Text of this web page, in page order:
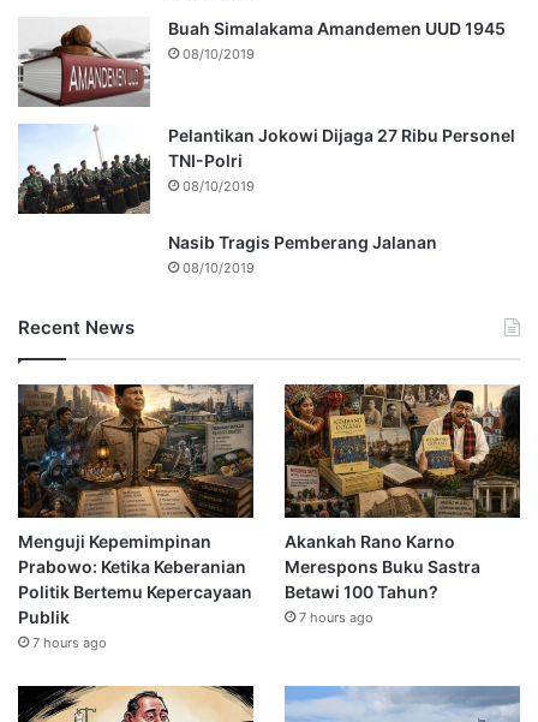
Buah Simalakama Amandemen UUD 1945
08/10/2019
Pelantikan Jokowi Dijaga 27 Ribu Personel
TNI-Polri
08/10/2019
Nasib Tragis Pemberang Jalanan
08/10/2019
Recent News
Menguji Kepemimpinan
Prabowo: Ketika Keberanian
Politik Bertemu Kepercayaan
Publik
7 hours ago
Akankah Rano Karno
Merespons Buku Sastra
Betawi 100 Tahun?
7 hours ago